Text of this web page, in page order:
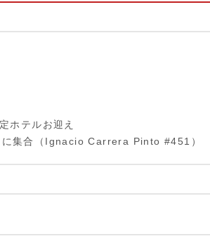
ホテルお迎え
集合（Ignacio Carrera Pinto #451）